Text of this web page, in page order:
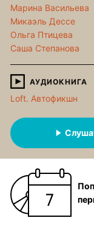
Марина Васильева
Микаэль Дессе
Ольга Птицева
Саша Степанова
АУДИОКНИГА
Loft. Автофикшн